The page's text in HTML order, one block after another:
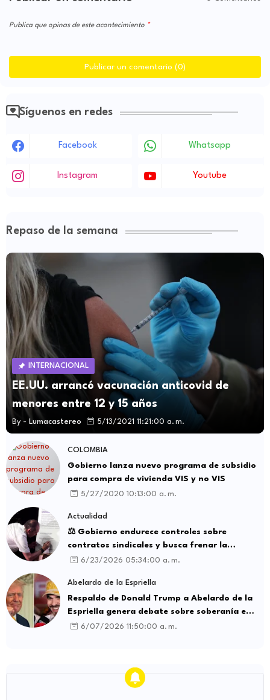
Publica que opinas de este acontecimiento
Publicar un comentario (0)
Síguenos en redes
Facebook Whatsapp
Instagram Youtube
Repaso de la semana
INTERNACIONAL
EE.UU. arrancó vacunación anticovid de
menores entre 12 y 15 años
By - Lumacastereo 5/13/2021 11:21:00 a. m.
COLOMBIA
Gobierno lanza nuevo programa de subsidio
para compra de vivienda VIS y no VIS
5/27/2020 10:13:00 a. m.
Actualidad
⚖️ Gobierno endurece controles sobre
contratos sindicales y busca frenar la
intermediación laboral ilegal
6/23/2026 05:34:00 a. m.
Abelardo de la Espriella
Respaldo de Donald Trump a Abelardo de la
Espriella genera debate sobre soberanía e
influencia internacional
6/07/2026 11:50:00 a. m.